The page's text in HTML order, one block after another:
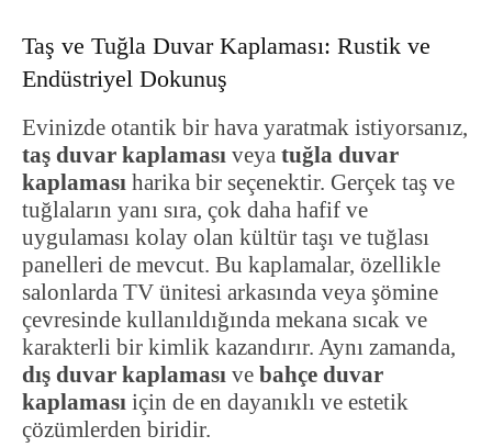
Taş ve Tuğla Duvar Kaplaması: Rustik ve
Endüstriyel Dokunuş
Evinizde otantik bir hava yaratmak istiyorsanız,
taş duvar kaplaması veya tuğla duvar
kaplaması harika bir seçenektir. Gerçek taş ve
tuğlaların yanı sıra, çok daha hafif ve
uygulaması kolay olan kültür taşı ve tuğlası
panelleri de mevcut. Bu kaplamalar, özellikle
salonlarda TV ünitesi arkasında veya şömine
çevresinde kullanıldığında mekana sıcak ve
karakterli bir kimlik kazandırır. Aynı zamanda,
dış duvar kaplaması ve bahçe duvar
kaplaması için de en dayanıklı ve estetik
çözümlerden biridir.